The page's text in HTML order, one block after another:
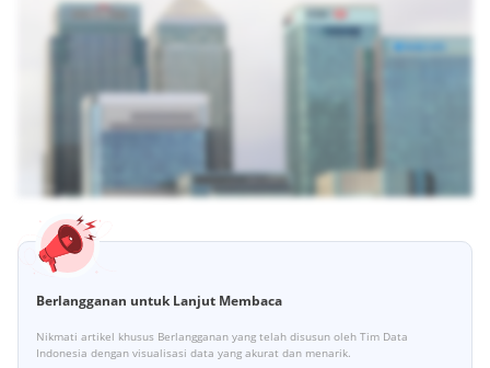
Berlangganan untuk Lanjut Membaca
Nikmati artikel khusus Berlangganan yang telah disusun oleh Tim Data
Indonesia dengan visualisasi data yang akurat dan menarik.